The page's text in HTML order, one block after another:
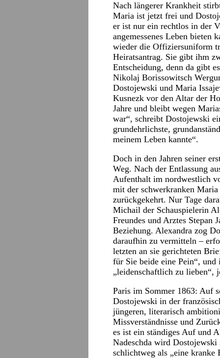
Nach längerer Krankheit
Maria ist jetzt frei und
er ist nur ein rechtlos in der
angemessenes Leben bieten
wieder die Offiziersuniform
Heiratsantrag. Sie gibt ihm
Entscheidung, denn da gibt
Nikolaj Borissowitsch
Dostojewski und Maria
Kusnezk vor den Altar der
Jahre und bleibt wegen
war“, schreibt Dostojewski
grundehrlichste,
meinem Leben kannte“.
Doch in den Jahren seiner
Weg. Nach der Entlassung
Aufenthalt im nordwestlich
mit der schwerkranken
zurückgekehrt. Nur Tage
Michail der Schauspielerin
Freundes und Arztes Stepan
Beziehung. Alexandra zog
daraufhin zu vermitteln –
letzten an sie gerichteten
für Sie beide eine Pein“,
„leidenschaftlich zu lieben“,
Paris im Sommer 1863: Auf
Dostojewski in der
jüngeren, literarisch
Missverständnisse und
es ist ein ständiges Auf und
Nadeschda wird
schlichtweg als „eine kranke